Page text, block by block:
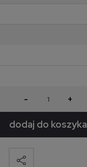
- +
dodaj do koszyka